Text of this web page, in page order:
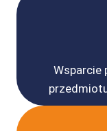
Wsparcie